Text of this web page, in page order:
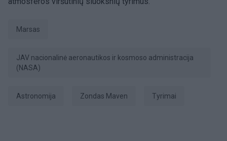
Marsas
JAV nacionalinė aeronautikos ir kosmoso administracija
(NASA)
astronomija zondas Maven tyrimai